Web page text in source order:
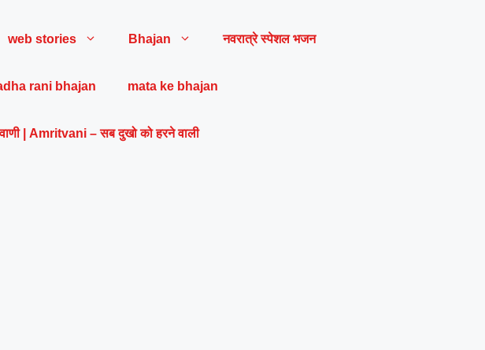
web stories Bhajan नवरात्रे स्पेशल भजन
rani bhajan mata ke bhajan
| Amritvani – सब दुखो को हरने वाली